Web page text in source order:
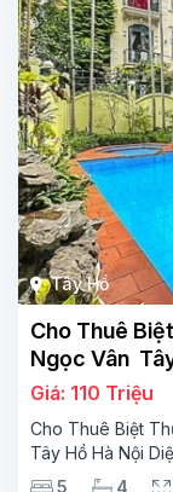
Tây Hồ
Cho Thuê
Ngọc Vân
Giá: 110 Triệu
Cho Thuê Biệt
Tây Hồ Hà Nội
110m2 Xây 3
5 4